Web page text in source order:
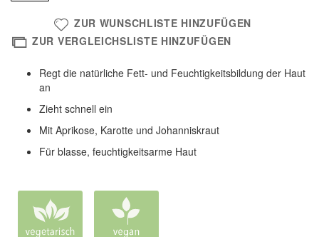
ZUR WUNSCHLISTE HINZUFÜGEN
ZUR VERGLEICHSLISTE HINZUFÜGEN
Regt die natürliche Fett- und Feuchtigkeitsbildung der Haut
an
Zieht schnell ein
Mit Aprikose, Karotte und Johanniskraut
Für blasse, feuchtigkeitsarme Haut